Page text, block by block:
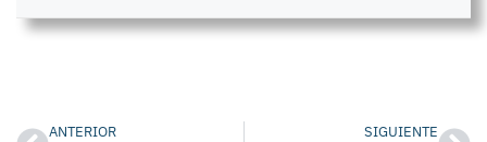
ANTERIOR SIGUIENTE